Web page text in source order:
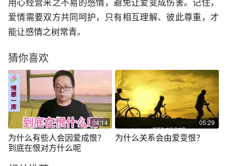
用心经营来之不易的感情，避免让爱变成伤害。记住，
爱情需要双方共同呵护，只有相互理解、彼此尊重，才
能让感情之树常青。
猜你喜欢
04:14
为什么有些人会因爱成恨？
到底在恨对方什么呢
05:29
为什么关系会由爱变恨？